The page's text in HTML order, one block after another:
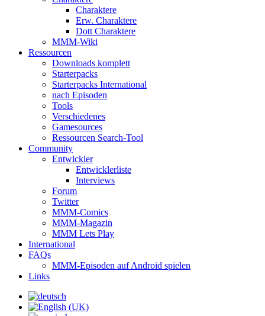
Charaktere
Erw. Charaktere
Dott Charaktere
MMM-Wiki
Ressourcen
Downloads komplett
Starterpacks
Starterpacks International
nach Episoden
Tools
Verschiedenes
Gamesources
Ressourcen Search-Tool
Community
Entwickler
Entwicklerliste
Interviews
Forum
Twitter
MMM-Comics
MMM-Magazin
MMM Lets Play
International
FAQs
MMM-Episoden auf Android spielen
Links